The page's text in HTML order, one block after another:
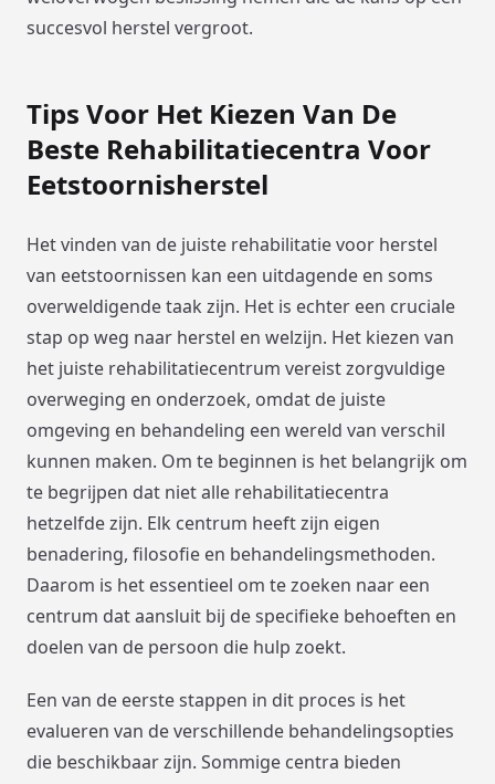
succesvol herstel vergroot.
Tips Voor Het Kiezen Van De
Beste Rehabilitatiecentra Voor
Eetstoornisherstel
Het vinden van de juiste rehabilitatie voor herstel
van eetstoornissen kan een uitdagende en soms
overweldigende taak zijn. Het is echter een cruciale
stap op weg naar herstel en welzijn. Het kiezen van
het juiste rehabilitatiecentrum vereist zorgvuldige
overweging en onderzoek, omdat de juiste
omgeving en behandeling een wereld van verschil
kunnen maken. Om te beginnen is het belangrijk om
te begrijpen dat niet alle rehabilitatiecentra
hetzelfde zijn. Elk centrum heeft zijn eigen
benadering, filosofie en behandelingsmethoden.
Daarom is het essentieel om te zoeken naar een
centrum dat aansluit bij de specifieke behoeften en
doelen van de persoon die hulp zoekt.
Een van de eerste stappen in dit proces is het
evalueren van de verschillende behandelingsopties
die beschikbaar zijn. Sommige centra bieden